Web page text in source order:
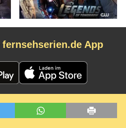
fernsehserien.de App